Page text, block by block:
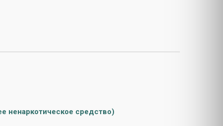
ненаркотическое средство)